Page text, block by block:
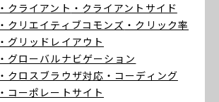
・クライアント ・クライアントサイド
・クリエイティブコモンズ ・クリック率
・グリッドレイアウト
・グローバルナビゲーション
・クロスブラウザ対応 ・コーディング
・コーポレートサイト